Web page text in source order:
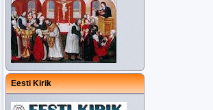
Eesti Kirik